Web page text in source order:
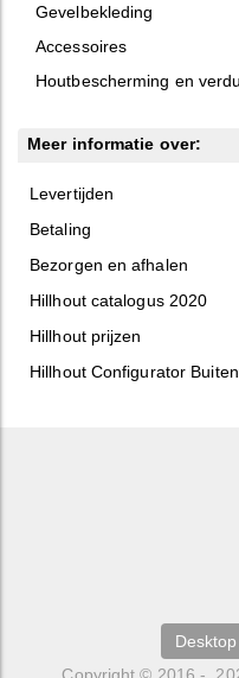
Gevelbekleding
Accessoires
Houtbescherming en
Meer informatie over:
Levertijden
Betaling
Bezorgen en afhalen
Hillhout catalogus 2020
Hillhout prijzen
Hillhout Configurator
Copyright © 2016 -